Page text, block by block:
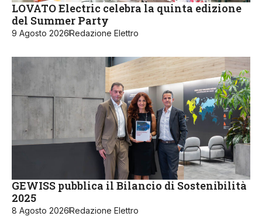
LOVATO Electric celebra la quinta edizione
del Summer Party
9 Agosto 2026Redazione Elettro
GEWISS pubblica il Bilancio di Sostenibilità
2025
8 Agosto 2026Redazione Elettro